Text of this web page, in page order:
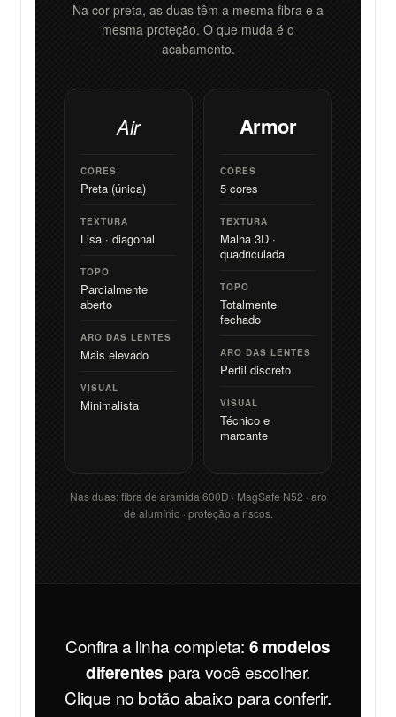
Na cor preta, as duas têm a mesma fibra e a
mesma proteção. O que muda é o
acabamento.
Air
CORES
Preta (única)
TEXTURA
Lisa · diagonal
TOPO
Parcialmente
aberto
ARO DAS LENTES
Mais elevado
VISUAL
Minimalista
Armor
CORES
5 cores
TEXTURA
Malha 3D ·
quadriculada
TOPO
Totalmente
fechado
ARO DAS LENTES
Perfil discreto
VISUAL
Técnico e
marcante
Nas duas: fibra de aramida 600D · MagSafe N52 · aro
de alumínio · proteção a riscos.
Confira a linha completa: 6 modelos
diferentes para você escolher.
Clique no botão abaixo para conferir.